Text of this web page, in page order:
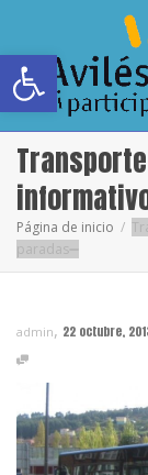
Abrir barra de
Página de inicio
paradas
admin, 22 octubre,